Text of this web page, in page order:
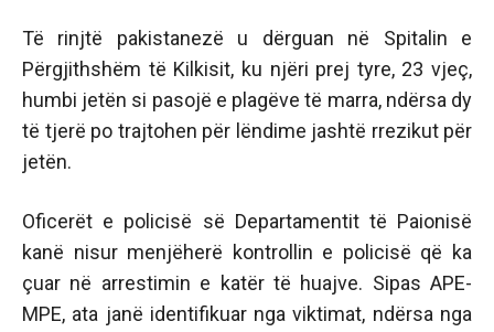
Të rinjtë pakistanezë u dërguan në Spitalin e
Përgjithshëm të Kilkisit, ku njëri prej tyre, 23 vjeç,
humbi jetën si pasojë e plagëve të marra, ndërsa dy
të tjerë po trajtohen për lëndime jashtë rrezikut për
jetën.
Oficerët e policisë së Departamentit të Paionisë
kanë nisur menjëherë kontrollin e policisë që ka
çuar në arrestimin e katër të huajve. Sipas APE-
MPE, ata janë identifikuar nga viktimat, ndërsa nga